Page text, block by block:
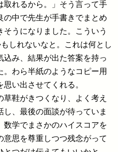
取れるから。」そう言って手
中で先生が手書きでまとめ
うになりました。こういう
しれないなと。これは何とし
み、結果が出た答案を持っ
わら半紙のようなコピー用
い出させてくれる。
鞋がきつくなり、よく考え
、最後の面談が待っていま
数学でまさかのハイスコアを
思を尊重しつつ残念がって